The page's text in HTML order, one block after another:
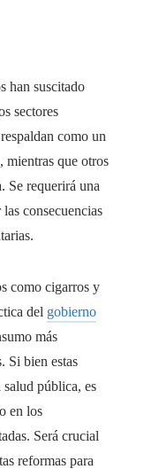
han suscitado
sectores
como un
mientras que otros
Se requerirá una
consecuencias
como cigarros y
del gobierno
más
Si bien estas
salud pública, es
en los
Será crucial
reformas para